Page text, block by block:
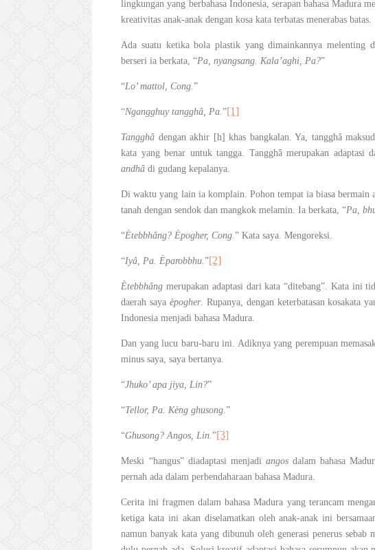
lingkungan yang berbahasa Indonesia, serapan bahasa Madura
kreativitas anak-anak dengan kosa kata terbatas menerabas batas.
Ada suatu ketika bola plastik yang dimainkannya melenting
berseri ia berkata, “Pa, nyangsang. Kala’aghi, Pa?”
“Lo’ mattol, Cong.”
“Ngangghuy tangghâ, Pa.”[1]
Tangghâ dengan akhir [h] khas bangkalan. Ya, tangghâ
kata yang benar untuk tangga. Tangghâ merupakan adaptasi
andhâ di gudang kepalanya.
Di waktu yang lain ia komplain. Pohon tempat ia biasa bermain
tanah dengan sendok dan mangkok melamin. Ia berkata, “Pa,
“Ètebbhâng? Èpogher, Cong.” Kata saya. Mengoreksi.
“Iyâ, Pa. Èparobbhu .”[2]
Ètebbhâng merupakan adaptasi dari kata “ditebang”. Kata ini
daerah sayaèpogher. Rupanya, dengan keterbatasan kosakata
Indonesia menjadi bahasa Madura.
Dan yang lucu baru-baru ini. Adiknya yang perempuan
minus saya, saya bertanya.
“Jhuko’ apa jiya, Lin?”
“Tellor, Pa. Kèng ghusong.”
“Ghusong? Angos, Lin.”[3]
Meski “hangus” diadaptasi menjadi angosdalam bahasa
pernah ada dalam perbendaharaan bahasa Madura.
Cerita ini fragmen dalam bahasa Madura yang terancam
ketiga kata ini akan diselamatkan oleh anak-anak ini
namun banyak kata yang dibunuh oleh generasi penerus sebab